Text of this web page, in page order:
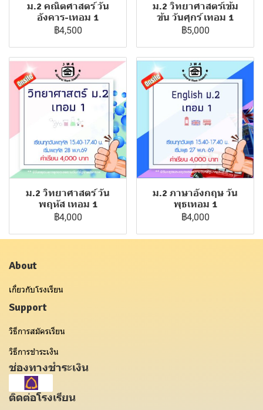
ม.2 คณิตศาสตร์ วัน
อังคาร-เทอม 1
฿4,500
ม.2 วิทยาศาสตร์เข้ม
ข้น วันศุกร์ เทอม 1
฿5,000
ม.2 วิทยาศาสตร์ วัน
พฤหัส เทอม 1
฿4,000
ม.2 ภาษาอังกฤษ วัน
พุธเทอม 1
฿4,000
About
เกี่ยวกับโรงเรียน
Support
วิธีการสมัครเรียน
วิธีการชำระเงิน
ช่องทางชำระเงิน
ติดต่อโรงเรียน